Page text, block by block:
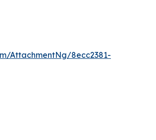
AttachmentNg/8ecc2381-